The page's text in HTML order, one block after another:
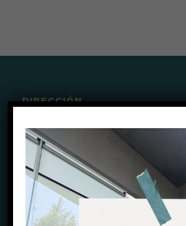
DIRECCIÓN
Ver Mapa (Waze)
Ver Mapa (Google maps)